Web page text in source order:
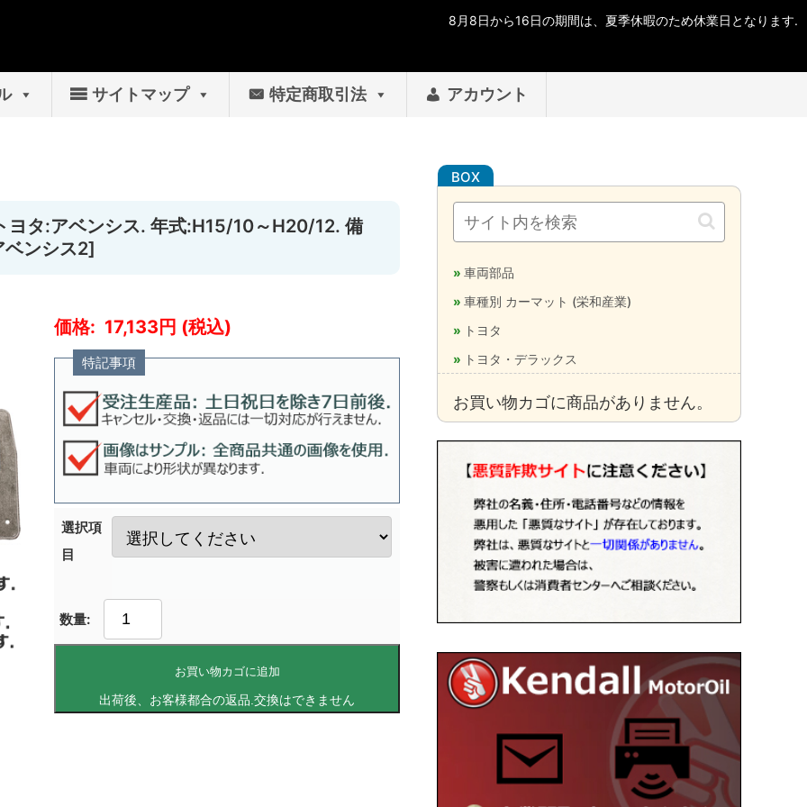
サイトマップ 特定商取引法 アカウント
ヨタ:アベンシス. 年式:H15/10～H20/12. 備
ンシス2]
17,133
特記事項
選択項
目
お買い物カゴに追加
車両部品
車種別 カーマット (栄和産業)
トヨタ
トヨタ・デラックス
お買い物カゴに商品がありません。